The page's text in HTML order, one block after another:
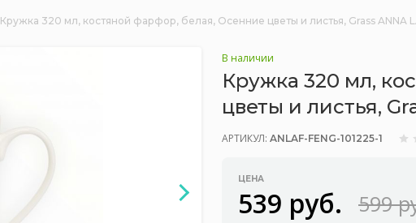
Кружка 320 мл, костяной фарфор, белая, Осенние цветы и листья, Grass ANNA
В наличии
Кружка 320 мл,
цветы и листья,
АРТИКУЛ: ANLAF-FENG-101225-1
ЦЕНА
539 руб. 599